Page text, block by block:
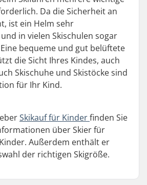
Da die Sicherheit an
ist ein Helm sehr
in vielen Skischulen sogar
bequeme und gut belüftete
die Sicht Ihres Kindes, auch
Skischuhe und Skistöcke sind
für Ihr Kind.
Skikauf für Kinderfinden Sie
über Skier für
Außerdem enthält er
der richtigen Skigröße.